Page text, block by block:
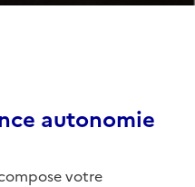
autonomie
votre